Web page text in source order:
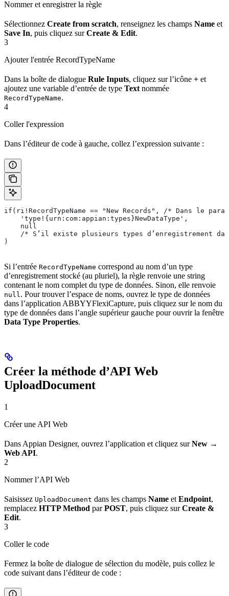
Nommer et enregistrer la règle
Sélectionnez Create from scratch, renseignez les champs Name et
Save In, puis cliquez surCreate & Edit.
3
Ajouter l'entrée RecordTypeName
Dans la boîte de dialogue Rule Inputs, cliquez sur l’icône + et
ajoutez une variable d’entrée de type Text nommée
RecordTypeName.
4
Coller l'expression
Dans l’éditeur de code à gauche, collez l’expression suivante :
if(ri!RecordTypeName == "New Records", /* Dans le
    'type!{urn:com:appian:types}NewDataType',
    null
/* S’il existe plusieurs types d’enregistrement
)
Si l’entrée RecordTypeName correspond au nom d’un type
d’enregistrement stocké (au pluriel), la règle renvoie une string
contenant le nom complet du type de données. Sinon, elle renvoie
null. Pour trouver l’espace de noms, ouvrez le type de données
dans l’application ABBYYFlexiCapture, puis cliquez sur le nom du
type de données dans l’angle supérieur gauche pour ouvrir la fenêtre
Data Type Properties.
Créer la méthode d’API Web
UploadDocument
1
Créer une API Web
Dans Appian Designer, ouvrez l’application et cliquez surNew →
Web API.
2
Nommer l’API Web
Saisissez UploadDocument dans les champs Name et Endpoint,
remplacez HTTP Method parPOST, puis cliquez surCreate &
Edit.
3
Coller le code
Fermez la boîte de dialogue de sélection du modèle, puis collez le
code suivant dans l’éditeur de code :